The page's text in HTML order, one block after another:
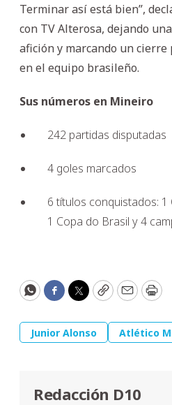
Terminar así está bien”,
con TV Alterosa, dejando
afición y marcando un
en el equipo brasileño.
Sus números en Mineiro
242 partidas disputadas
4 goles marcados
6 títulos conquistados:
1 Copa do Brasil y 4
WhatsApp
Facebook
Twitter
CopyEmailPrint
Junior Alonso Atlético
Redacción D10